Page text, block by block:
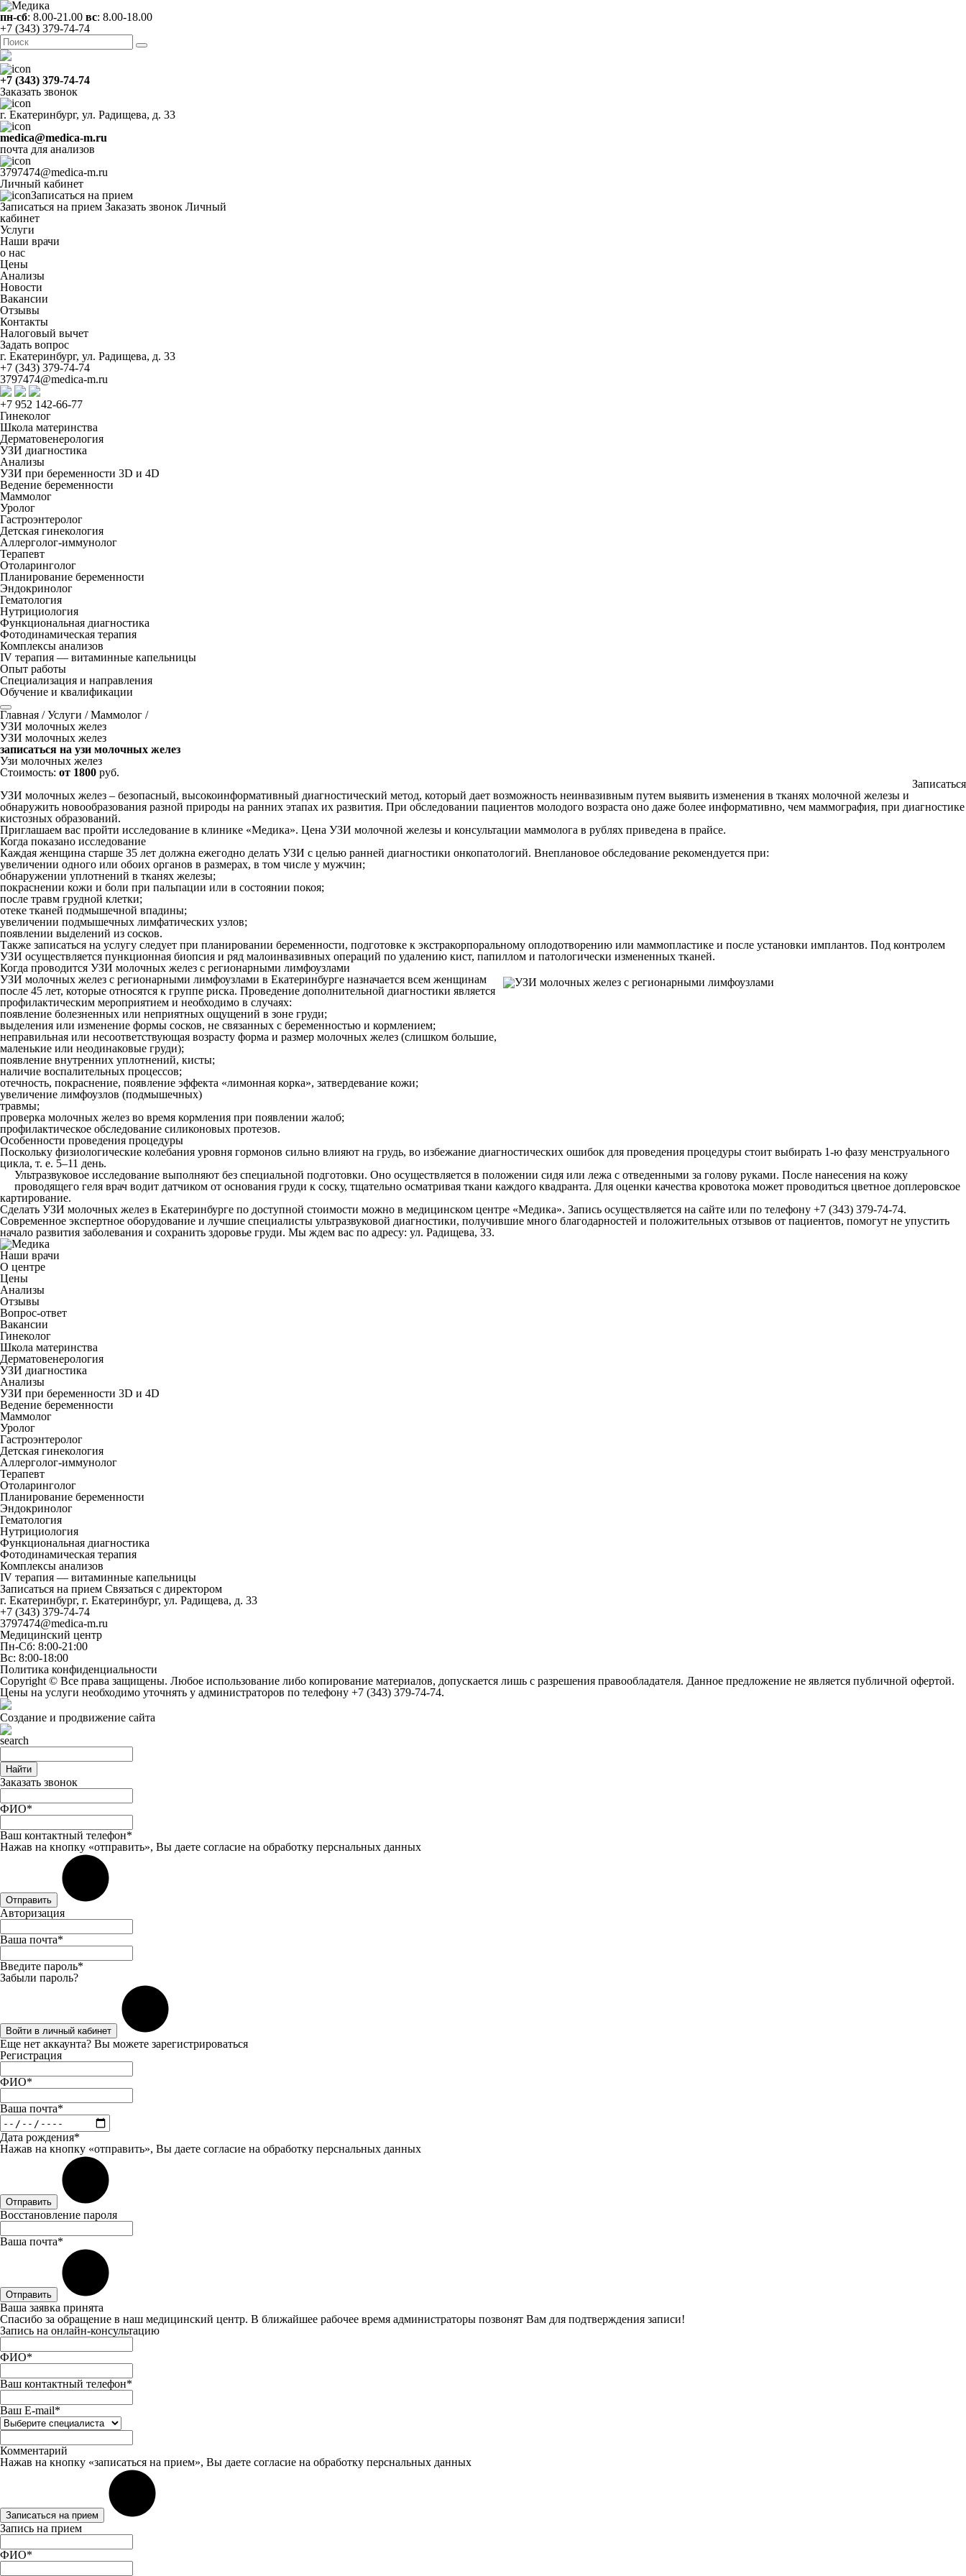
пн-сб: 8.00-21.00 вс: 8.00-18.00
+7 (343) 379-74-74
+7 (343) 379-74-74
Заказать звонок
г. Екатеринбург, ул. Радищева, д. 33
medica@medica-m.ru
почта для анализов
3797474@medica-m.ru
Личный кабинет
Записаться на прием
Записаться на прием Заказать звонок Личный
кабинет
Услуги
Наши врачи
о нас
Цены
Анализы
Новости
Вакансии
Отзывы
Контакты
Налоговый вычет
Задать вопрос
г. Екатеринбург, ул. Радищева, д. 33
+7 (343) 379-74-74
3797474@medica-m.ru
+7 952 142-66-77
Гинеколог
Школа материнства
Дерматовенерология
УЗИ диагностика
Анализы
УЗИ при беременности 3D и 4D
Ведение беременности
Маммолог
Уролог
Гастроэнтеролог
Детская гинекология
Аллерголог-иммунолог
Терапевт
Отоларинголог
Планирование беременности
Эндокринолог
Гематология
Нутрициология
Функциональная диагностика
Фотодинамическая терапия
Комплексы анализов
IV терапия — витаминные капельницы
Опыт работы
Специализация и направления
Обучение и квалификации
Главная /Услуги /Маммолог /
УЗИ молочных желез
УЗИ молочных желез
записаться на узи молочных желез
Узи молочных желез
Стоимость: от 1800 руб.
Записаться
УЗИ молочных желез – безопасный, высокоинформативный диагностический метод, который дает возможность неинвазивным путем выявить изменения в тканях молочной железы и
обнаружить новообразования разной природы на ранних этапах их развития. При обследовании пациентов молодого возраста оно даже более информативно, чем маммография, при диагностике
кистозных образований.
Приглашаем вас пройти исследование в клинике «Медика». Цена УЗИ молочной железы и консультации маммолога в рублях приведена в прайсе.
Когда показано исследование
Каждая женщина старше 35 лет должна ежегодно делать УЗИ с целью ранней диагностики онкопатологий. Внеплановое обследование рекомендуется при:
увеличении одного или обоих органов в размерах, в том числе у мужчин;
обнаружении уплотнений в тканях железы;
покраснении кожи и боли при пальпации или в состоянии покоя;
после травм грудной клетки;
отеке тканей подмышечной впадины;
увеличении подмышечных лимфатических узлов;
появлении выделений из сосков.
Также записаться на услугу следует при планировании беременности, подготовке к экстракорпоральному оплодотворению или маммопластике и после установки имплантов. Под контролем
УЗИ осуществляется пункционная биопсия и ряд малоинвазивных операций по удалению кист, папиллом и патологически измененных тканей.
Когда проводится УЗИ молочных желез с регионарными лимфоузлами
УЗИ молочных желез с регионарными лимфоузлами в Екатеринбурге назначается всем женщинам
после 45 лет, которые относятся к группе риска. Проведение дополнительной диагностики является
профилактическим мероприятием и необходимо в случаях:
появление болезненных или неприятных ощущений в зоне груди;
выделения или изменение формы сосков, не связанных с беременностью и кормлением;
неправильная или несоответствующая возрасту форма и размер молочных желез (слишком большие,
маленькие или неодинаковые груди);
появление внутренних уплотнений, кисты;
наличие воспалительных процессов;
отечность, покраснение, появление эффекта «лимонная корка», затвердевание кожи;
увеличение лимфоузлов (подмышечных)
травмы;
проверка молочных желез во время кормления при появлении жалоб;
профилактическое обследование силиконовых протезов.
Особенности проведения процедуры
Поскольку физиологические колебания уровня гормонов сильно влияют на грудь, во избежание диагностических ошибок для проведения процедуры стоит выбирать 1-ю фазу менструального
цикла, т. е. 5–11 день.
Ультразвуковое исследование выполняют без специальной подготовки. Оно осуществляется в положении сидя или лежа с отведенными за голову руками. После нанесения на кожу
проводящего геля врач водит датчиком от основания груди к соску, тщательно осматривая ткани каждого квадранта. Для оценки качества кровотока может проводиться цветное доплеровское
картирование.
Сделать УЗИ молочных желез в Екатеринбурге по доступной стоимости можно в медицинском центре «Медика». Запись осуществляется на сайте или по телефону +7 (343) 379-74-74.
Современное экспертное оборудование и лучшие специалисты ультразвуковой диагностики, получившие много благодарностей и положительных отзывов от пациентов, помогут не упустить
начало развития заболевания и сохранить здоровье груди. Мы ждем вас по адресу: ул. Радищева, 33.
Наши врачи
О центре
Цены
Анализы
Отзывы
Вопрос-ответ
Вакансии
Гинеколог
Школа материнства
Дерматовенерология
УЗИ диагностика
Анализы
УЗИ при беременности 3D и 4D
Ведение беременности
Маммолог
Уролог
Гастроэнтеролог
Детская гинекология
Аллерголог-иммунолог
Терапевт
Отоларинголог
Планирование беременности
Эндокринолог
Гематология
Нутрициология
Функциональная диагностика
Фотодинамическая терапия
Комплексы анализов
IV терапия — витаминные капельницы
Записаться на прием Связаться с директором
г. Екатеринбург, г. Екатеринбург, ул. Радищева, д. 33
+7 (343) 379-74-74
3797474@medica-m.ru
Медицинский центр
Пн-Сб: 8:00-21:00
Вс: 8:00-18:00
Политика конфиденциальности
Copyright © Все права защищены. Любое использование либо копирование материалов, допускается лишь с разрешения правообладателя. Данное предложение не является публичной офертой.
Цены на услуги необходимо уточнять у администраторов по телефону +7 (343) 379-74-74.
Создание и продвижение сайта
Найти
Заказать звонок
ФИО*
Ваш контактный телефон*
Нажав на кнопку «отправить», Вы даете согласие на обработку перснальных данных
Отправить
Авторизация
Ваша почта*
Введите пароль*
Забыли пароль?
Войти в личный кабинет
Еще нет аккаунта? Вы можете зарегистрироваться
Регистрация
ФИО*
Ваша почта*
Дата рождения*
Нажав на кнопку «отправить», Вы даете согласие на обработку перснальных данных
Отправить
Восстановление пароля
Ваша почта*
Отправить
Ваша заявка принята
Спасибо за обращение в наш медицинский центр. В ближайшее рабочее время администраторы позвонят Вам для подтверждения записи!
Запись на онлайн-консультацию
ФИО*
Ваш контактный телефон*
Ваш E-mail*
Комментарий
Нажав на кнопку «записаться на прием», Вы даете согласие на обработку перснальных данных
Записаться на прием
Запись на прием
ФИО*